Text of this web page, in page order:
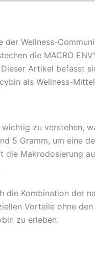
Wellness-
die MACRO
Artikel befasst
als Wellness-
zu verstehen,
5 Gramm, um eine
Makrodosierung
die Kombination der
Vorteile ohne
zu erleben.